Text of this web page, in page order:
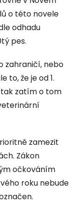
o této novele
odhadu
pes.
zahraničí, nebo
to, že je od 1.
zatím o tom
zamezit
Zákon
očkováním
roku nebude